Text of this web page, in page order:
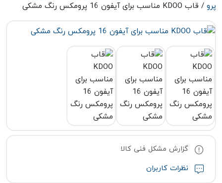
پرو / قاب KDOO مناسب برای آیفون 16 پرومکس رنگ مشکی
گزارش مشکل فنی کالا
نظرات کاربران